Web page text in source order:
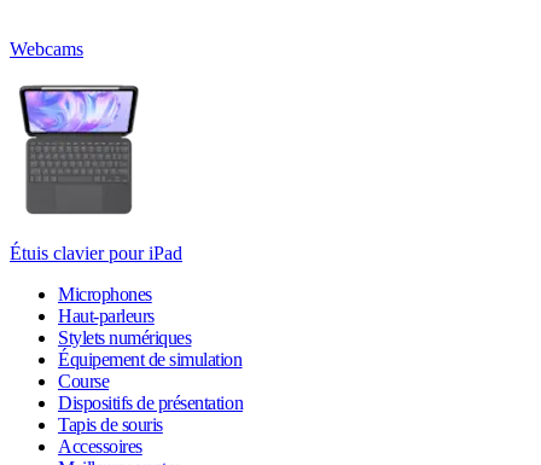
Webcams
Étuis clavier pour iPad
Microphones
Haut-parleurs
Stylets numériques
Équipement de simulation
Course
Dispositifs de présentation
Tapis de souris
Accessoires